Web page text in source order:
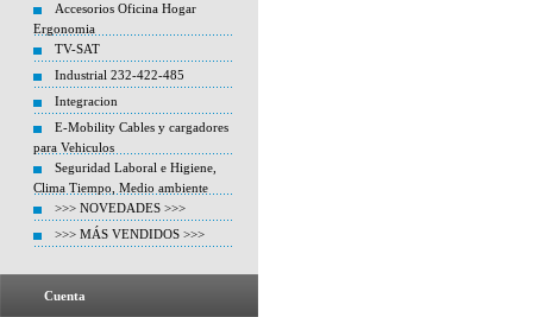
Accesorios Oficina Hogar
Ergonomia
TV-SAT
Industrial 232-422-485
Integracion
E-Mobility Cables y cargadores
para Vehiculos
Seguridad Laboral e Higiene,
Clima Tiempo, Medio ambiente
>>> NOVEDADES >>>
>>> MÁS VENDIDOS >>>
Cuenta